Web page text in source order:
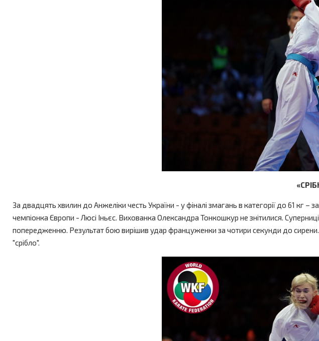
За двадцять хвилин до Анжеліки честь України - у фіналі змагань в категорії до 61 кг
чемпіонка Європи - Люсі Іньєс. Вихованка Олександра Тонкошкур не знітилися.
попередженню. Результат бою вирішив удар француженки за чотири секунди до
"срібло".